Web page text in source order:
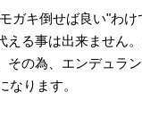
ガキ倒せば良い"わ
える事は出来ません
の為、エンデュラ
なります。